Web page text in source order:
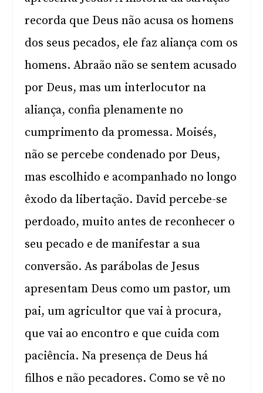
recorda que Deus não acusa os homens
dos seus pecados, ele faz aliança com os
homens. Abraão não se sentem acusado
por Deus, mas um interlocutor na
aliança, confia plenamente no
cumprimento da promessa. Moisés,
não se percebe condenado por Deus,
mas escolhido e acompanhado no longo
êxodo da libertação. David percebe-se
perdoado, muito antes de reconhecer o
seu pecado e de manifestar a sua
conversão. As parábolas de Jesus
apresentam Deus como um pastor, um
pai, um agricultor que vai à procura,
que vai ao encontro e que cuida com
paciência. Na presença de Deus há
filhos e não pecadores. Como se vê no